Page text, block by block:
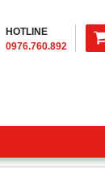
HOTLINE
0976.760.892